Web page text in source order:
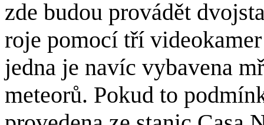
zde budou provádět
roje pomocí tří
jedna je navíc vybavena
meteorů. Pokud to